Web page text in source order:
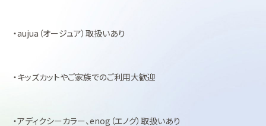
・aujua（オージュア）取扱いあり
・キッズカットやご家族でのご利用大歓迎
・アディクシーカラー、enog（エノグ）取扱いあり